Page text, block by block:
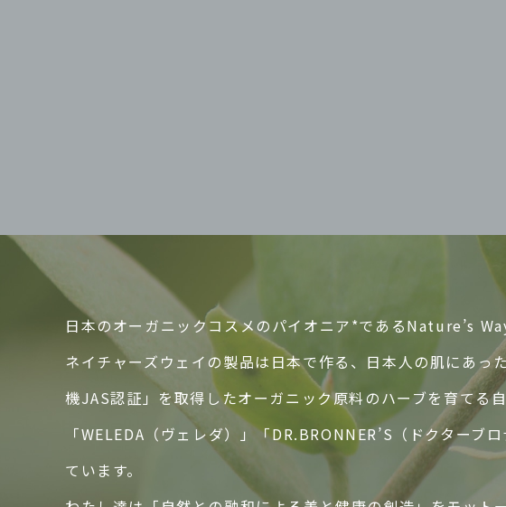
日本のオーガニックコスメのパイオニア*であるNature’s
ネイチャーズウェイの製品は日本で作る、日本人の肌にあ
機JAS認証」を取得したオーガニック原料のハーブを育てる
「WELEDA（ヴェレダ）」「DR.BRONNER’S（ドクター
ています。